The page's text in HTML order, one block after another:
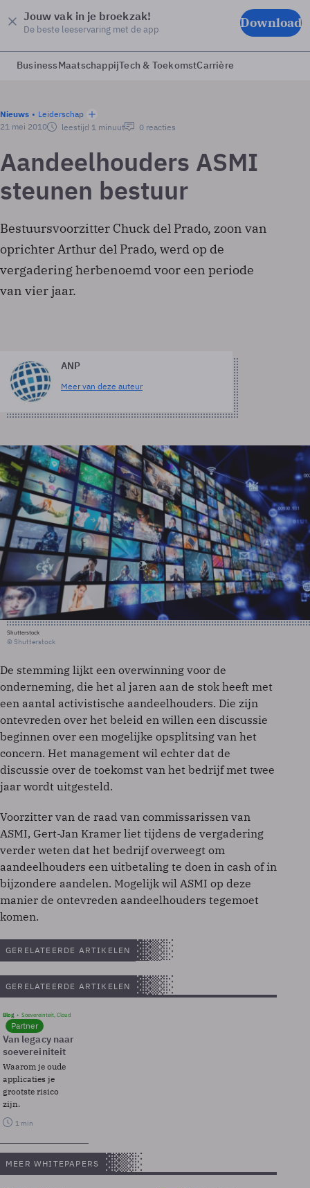
Jouw vak in je broekzak!
De beste leeservaring met de app Download
BusinessMaatschappijTech & ToekomstCarrière
Nieuws
Leiderschap
21 mei 2010
leestijd 1 minuut 0 reacties
Aandeelhouders ASMI
steunen bestuur
Bestuursvoorzitter Chuck del Prado, zoon van
oprichter Arthur del Prado, werd op de
vergadering herbenoemd voor een periode
van vier jaar.
ANP
Meer van deze auteur
Shutterstock
© Shutterstock
De stemming lijkt een overwinning voor de
onderneming, die het al jaren aan de stok heeft met
een aantal activistische aandeelhouders. Die zijn
ontevreden over het beleid en willen een discussie
beginnen over een mogelijke opsplitsing van het
concern. Het management wil echter dat de
discussie over de toekomst van het bedrijf met twee
jaar wordt uitgesteld.
Voorzitter van de raad van commissarissen van
ASMI, Gert-Jan Kramer liet tijdens de vergadering
verder weten dat het bedrijf overweegt om
aandeelhouders een uitbetaling te doen in cash of in
bijzondere aandelen. Mogelijk wil ASMI op deze
manier de ontevreden aandeelhouders tegemoet
komen.
GERELATEERDE ARTIKELEN
GERELATEERDE ARTIKELEN
Blog Soevereinteit, Cloud
Partner
Van legacy naar
soevereiniteit
Waarom je oude
applicaties je
grootste risico
zijn.
1 min
MEER WHITEPAPERS